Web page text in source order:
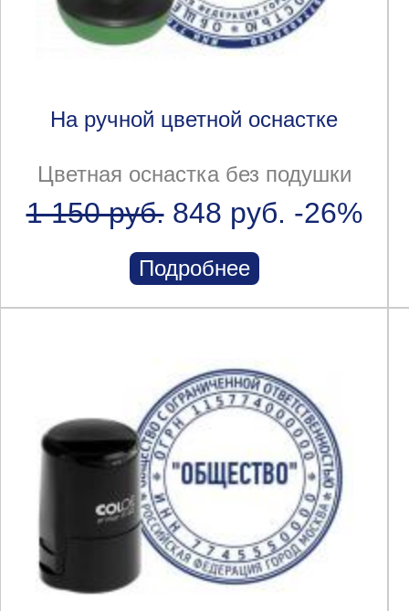
На ручной цветной оснастке
Цветная оснастка без подушки
1 150 руб.848 руб. -26%
Подробнее